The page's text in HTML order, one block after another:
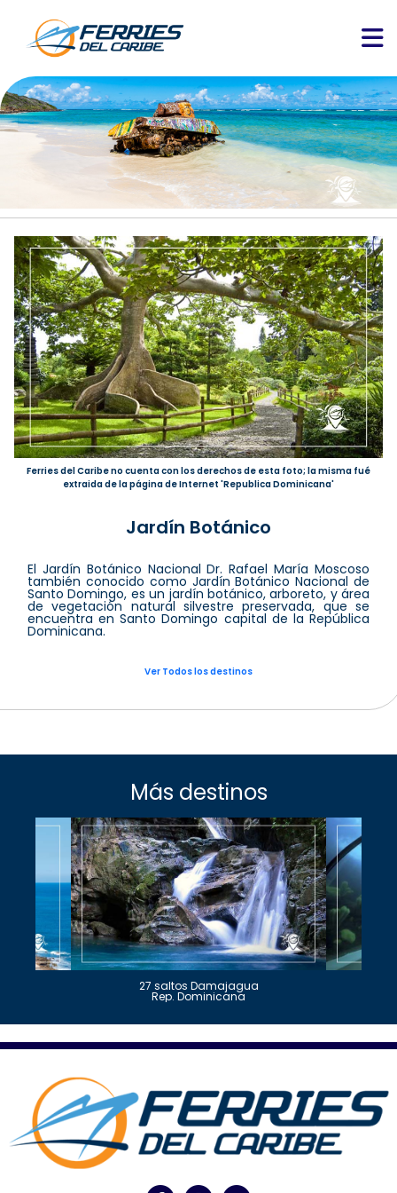
Ferries del Caribe no cuenta con los derechos de esta foto; la misma fué
extraida de la página de Internet 'Republica Dominicana'
Jardín Botánico
El Jardín Botánico Nacional Dr. Rafael María Moscoso
también conocido como Jardín Botánico Nacional de
Santo Domingo, es un jardín botánico, arboreto, y área
de vegetación natural silvestre preservada, que se
encuentra en Santo Domingo capital de la República
Dominicana.
Ver Todos los destinos
Más destinos
27 saltos Damajagua
Rep. Dominicana